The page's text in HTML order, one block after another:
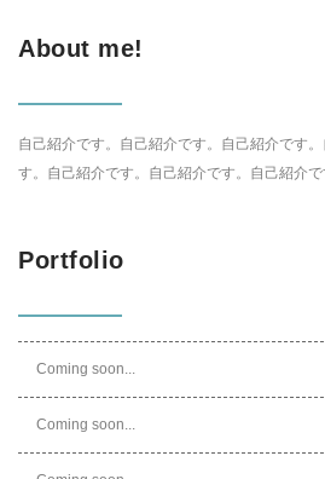
About me!
自己紹介です。自己紹介です。自己紹介です
す。自己紹介です。自己紹介です。自己紹介で
Portfolio
Coming soon...
Coming soon...